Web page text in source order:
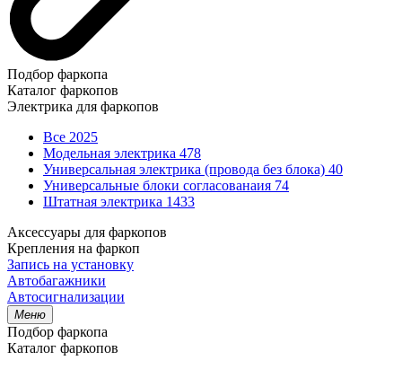
Подбор фаркопа
Каталог фаркопов
Электрика для фаркопов
Все 2025
Модельная электрика 478
Универсальная электрика (провода без блока) 40
Универсальные блоки согласованаия 74
Штатная электрика 1433
Аксессуары для фаркопов
Крепления на фаркоп
Запись на установку
Автобагажники
Автосигнализации
Меню
Подбор фаркопа
Каталог фаркопов